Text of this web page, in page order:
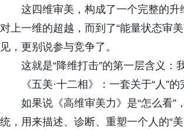
这四维审美，构成了一个完整的
对上一维的超越，而到了“能量状态审
见，更别说参与竞争了。
这就是“降维打击”的第一层含义
《五美·十二相》：一套关于“人”
如果说《高维审美力》是“怎么看”
统，用来描述、诊断、重塑一个人的“美”